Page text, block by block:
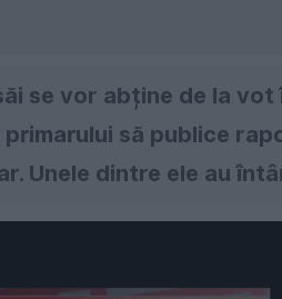
se vor abține de la
să publice
Unele dintre ele au